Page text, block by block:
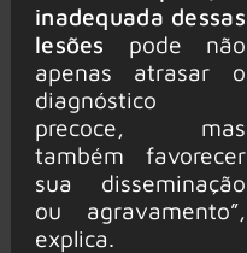
inadequada dessas
lesões pode não
apenas atrasar o
diagnóstico
precoce, mas
também favorecer
sua disseminação
ou agravamento”,
explica.